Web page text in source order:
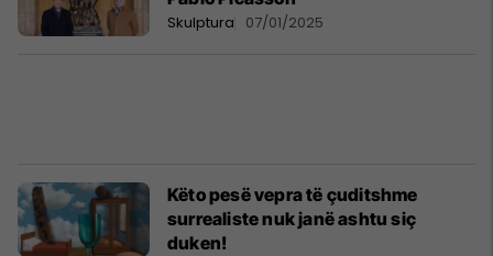
Skulptura 07/01/2025
Këto pesë vepra të çuditshme
surrealiste nuk janë ashtu siç
duken!